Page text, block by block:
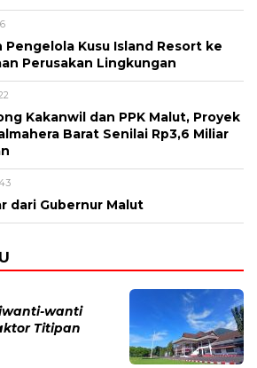
Pengelola Kusu Island Resort ke
Perusakan Lingkungan
Kakanwil dan PPK Malut, Proyek
Barat Senilai Rp3,6 Miliar
dari Gubernur Malut
wanti
Titipan